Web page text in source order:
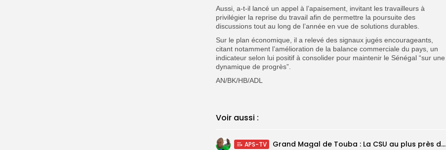
Aussi, a-t-il lancé un appel à l’apaisement, invitant les travailleurs à
privilégier la reprise du travail afin de permettre la poursuite des
discussions tout au long de l’année en vue de solutions durables.
Sur le plan économique, il a relevé des signaux jugés encourageants,
citant notamment l’amélioration de la balance commerciale du pays, un
indicateur selon lui positif à consolider pour maintenir le Sénégal “sur une
dynamique de progrès”.
AN/BK/HB/ADL
Voir aussi :
APS-TV Grand Magal de Touba : La CSU au plus près des pèlerins